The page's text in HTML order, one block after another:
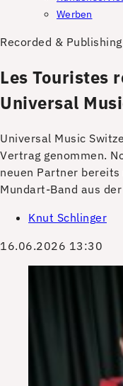
Werben
Recorded & Publishing
Les Touristes
Universal
Universal Music
Vertrag genommen.
neuen Partner
Mundart-Band aus
Knut Schlinger
16.06.2026 13:30